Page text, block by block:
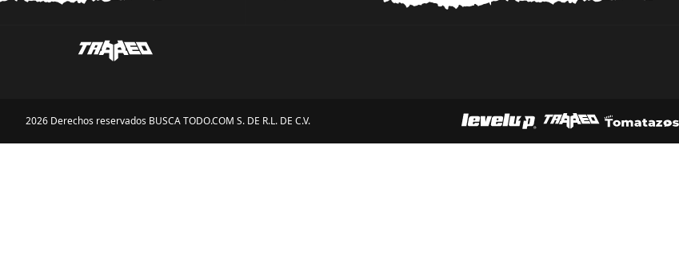
2026 Derechos reservados BUSCA TODO.COM S. DE R.L. DE C.V.